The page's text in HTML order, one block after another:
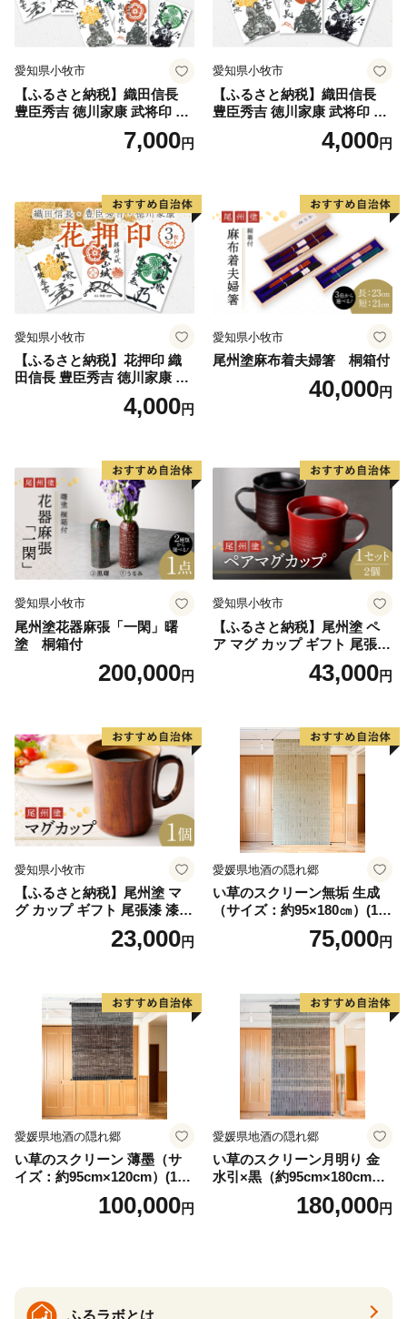
すようお願いいたします。
・ふるさと納税制度の主旨により、「ふるさとかさまつ
きます。
愛知県小牧市
【ふるさと納税】織田信長
豊臣秀吉 徳川家康 武将印 花
押印 6枚 セット イラスト 戦
国 武将 小牧山城 墨絵 龍画師
グッズ 愛知県 小牧市 お取り
寄せ 送料無料
7,000円
愛知県小牧市
【ふるさと納税】織田信長
豊臣秀吉 徳川家康 武将印 3
枚 セット イラスト 戦国 武将
小牧山城 墨絵 龍画師 書道ア
愛知県 小牧市 お取り寄せ 送
料無料
4,000円
愛知県小牧市
【ふるさと納税】花押印 織
田信長 豊臣秀吉 徳川家康 3
枚 セット 戦国 武将 小牧山城
墨絵 龍画師 書道アーティス
牧市 お取り寄せ 送料無料
4,000円
愛知県小牧市
尾州塗麻布着夫婦箸 桐箱付
40,000円
愛知県小牧市
尾州塗花器麻張「一閑」曙
塗 桐箱付
200,000円
愛知県小牧市
【ふるさと納税】尾州塗 ペ
ア マグ カップ ギフト 尾張漆
漆 漆器 漆器工芸 工芸品 芸術
性 実用性 抗菌性 美味しく安
抗ウイルス効果 お取り寄せ
愛知県 小牧市 送料無料
43,000円
愛知県小牧市
【ふるさと納税】尾州塗 マ
グ カップ ギフト 尾張漆 漆
漆器 漆器工芸 工芸品 芸術性
実用性 抗菌性 美味しく安全
ウイルス効果 お取り寄せ 愛
知県 小牧市 送料無料
23,000円
愛媛県地酒の隠れ郷
い草のスクリーン無垢 生成
（サイズ：約95×180㎝）(14
75,000円
愛媛県地酒の隠れ郷
い草のスクリーン 薄墨（サ
イズ：約95cm×120cm）(14
100,000円
愛媛県地酒の隠れ郷
い草のスクリーン月明り 金
水引×黒（約95cm×180cm）
180,000円
ふるラボとは